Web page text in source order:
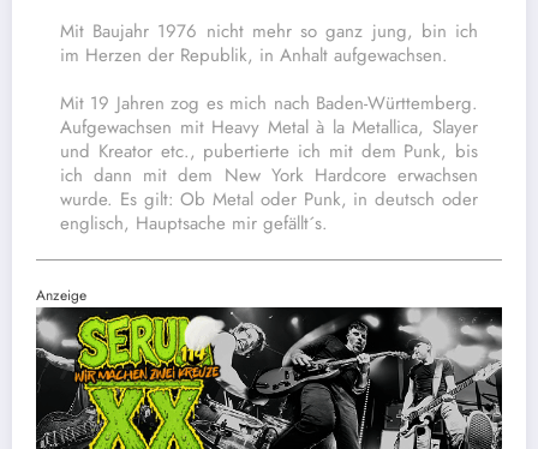
Mit Baujahr 1976 nicht mehr so ganz jung, bin ich
im Herzen der Republik, in Anhalt aufgewachsen.
Mit 19 Jahren zog es mich nach Baden-Württemberg.
Aufgewachsen mit Heavy Metal à la Metallica, Slayer
und Kreator etc., pubertierte ich mit dem Punk, bis
ich dann mit dem New York Hardcore erwachsen
wurde. Es gilt: Ob Metal oder Punk, in deutsch oder
englisch, Hauptsache mir gefällt´s.
Anzeige